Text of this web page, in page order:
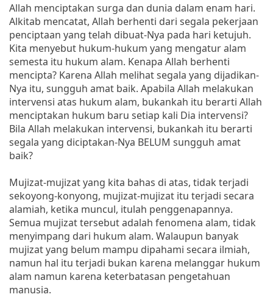
Allah menciptakan surga dan dunia dalam enam hari.
Alkitab mencatat, Allah berhenti dari segala pekerjaan
penciptaan yang telah dibuat-Nya pada hari ketujuh.
Kita menyebut hukum-hukum yang mengatur alam
semesta itu hukum alam. Kenapa Allah berhenti
mencipta? Karena Allah melihat segala yang dijadikan-
Nya itu, sungguh amat baik. Apabila Allah melakukan
intervensi atas hukum alam, bukankah itu berarti Allah
menciptakan hukum baru setiap kali Dia intervensi?
Bila Allah melakukan intervensi, bukankah itu berarti
segala yang diciptakan-Nya BELUM sungguh amat
baik?
Mujizat-mujizat yang kita bahas di atas, tidak terjadi
sekoyong-konyong, mujizat-mujizat itu terjadi secara
alamiah, ketika muncul, itulah penggenapannya.
Semua mujizat tersebut adalah fenomena alam, tidak
menyimpang dari hukum alam. Walaupun banyak
mujizat yang belum mampu dipahami secara ilmiah,
namun hal itu terjadi bukan karena melanggar hukum
alam namun karena keterbatasan pengetahuan
manusia.